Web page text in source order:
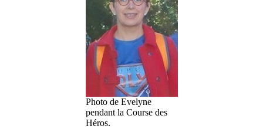
Photo de Evelyne
pendant la Course des
Héros.